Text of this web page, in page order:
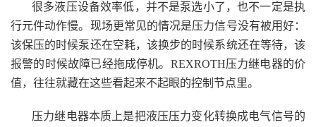
很多液压设备效率低，并不是泵选小了，也不一定是执
行元件动作慢。现场更常见的情况是压力信号没有被用好：
该保压的时候泵还在空耗，该换步的时候系统还在等待，该
报警的时候故障已经拖成停机。REXROTH压力继电器的价
值，往往就藏在这些看起来不起眼的控制节点里。
压力继电器本质上是把液压压力变化转换成电气信号的